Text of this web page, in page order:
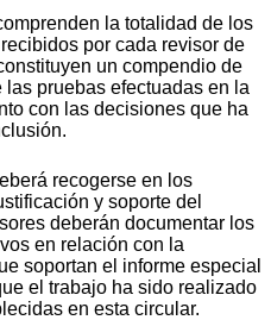
la totalidad de los
por cada revisor de
un compendio de
las pruebas efectuadas en la
con las decisiones que ha
recogerse en los
y soporte del
deberán documentar los
en relación con la
soportan el informe especial
el trabajo ha sido realizado
en esta circular.